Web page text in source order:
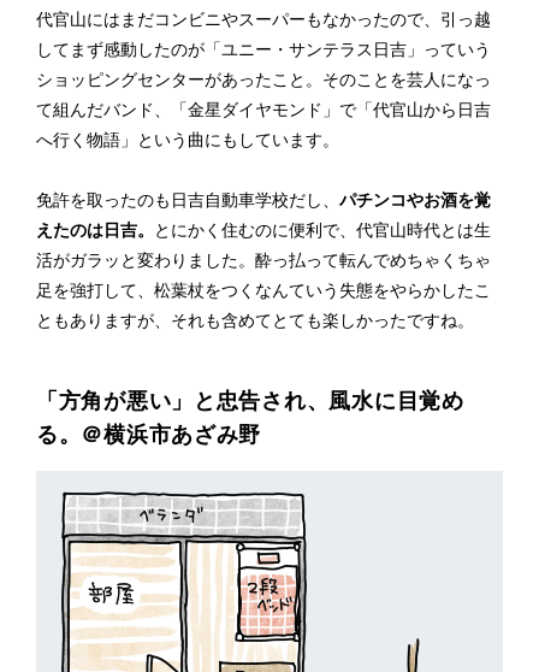
代官山にはまだコンビニやスーパーもなかったので、引っ越
してまず感動したのが「ユニー・サンテラス日吉」っていう
ショッピングセンターがあったこと。そのことを芸人になっ
て組んだバンド、「金星ダイヤモンド」で「代官山から日吉
へ行く物語」という曲にもしています。
免許を取ったのも日吉自動車学校だし、 パチンコやお酒を覚
えたのは日吉。
とにかく住むのに便利で、代官山時代とは生
活がガラッと変わりました。酔っ払って転んでめちゃくちゃ
足を強打して、松葉杖をつくなんていう失態をやらかしたこ
ともありますが、それも含めてとても楽しかったですね。
「方角が悪い」と忠告され、風水に目覚め
る。＠横浜市あざみ野